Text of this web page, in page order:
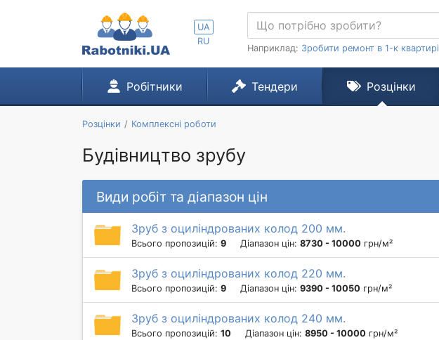
UA
RU
Наприклад: Зробити ремонт в 1-к квартирі
Робітники Тендери Розцінки
Розцінки Комплексні роботи
Будівництво зрубу
Види робіт та діапазон цін
Зруб з оциліндрованих колод 200 мм.
Всього пропозицій: 9 Діапазон цін: 8730 - 10000 грн/м²
Зруб з оциліндрованих колод 220 мм.
Всього пропозицій: 9 Діапазон цін: 9390 - 10050 грн/м²
Зруб з оциліндрованих колод 240 мм.
Всього пропозицій: 10 Діапазон цін: 8950 - 10000 грн/м²